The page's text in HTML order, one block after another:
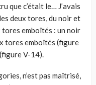
que c’était le… J’avais
deux tores, du noir et
tores emboîtés : un noir
tores emboîtés (figure
V-14).
n’est pas maîtrisé,